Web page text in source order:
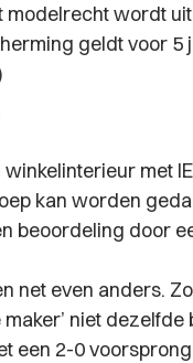
modelrecht wordt
geldt voor 5
met
kan worden
beoordeling door
net even anders.
niet dezelfde
een 2-0